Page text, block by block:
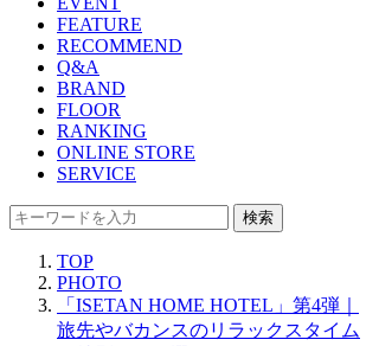
FEATURE
RECOMMEND
Q&A
BRAND
FLOOR
RANKING
ONLINE STORE
SERVICE
検索
TOP
PHOTO
「ISETAN HOME HOTEL」第4弾｜
旅先やバカンスのリラックスタイム